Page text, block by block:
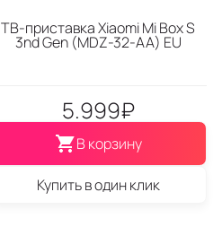
ТВ-приставка Xiaomi Mi Box S
3nd Gen (МDZ-32-АА) EU
5.999₽
В корзину
Купить в один клик